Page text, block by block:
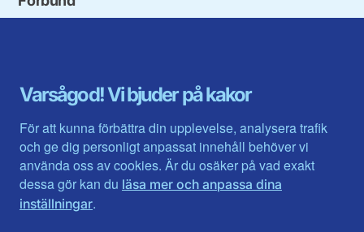
Varsågod! Vi bjuder på kakor
För att kunna förbättra din upplevelse, analysera trafik
och ge dig personligt anpassat innehåll behöver vi
använda oss av cookies. Är du osäker på vad exakt
dessa gör kan du läsa mer och anpassa dina
inställningar.
Gävleborg
Halland
Jämtlands län
Jönköpings län
Kalmar län
Kronobergs län
Norrbotten
Skåne län
Värmlands län
Västerbotten
Västra Götaland
Västernorrland
Västmanland
Örebro län
Östergötland